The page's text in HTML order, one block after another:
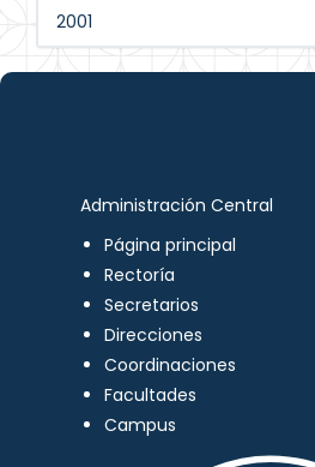
2001
Administración Central
Página principal
Rectoría
Secretarios
Direcciones
Coordinaciones
Facultades
Campus